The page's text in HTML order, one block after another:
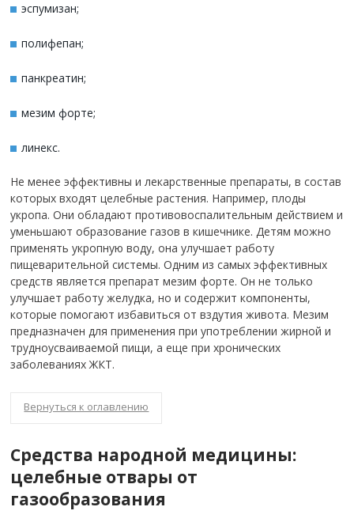
эспумизан;
полифепан;
панкреатин;
мезим форте;
линекс.
Не менее эффективны и лекарственные препараты, в состав
которых входят целебные растения. Например, плоды
укропа. Они обладают противовоспалительным действием и
уменьшают образование газов в кишечнике. Детям можно
применять укропную воду, она улучшает работу
пищеварительной системы. Одним из самых эффективных
средств является препарат мезим форте. Он не только
улучшает работу желудка, но и содержит компоненты,
которые помогают избавиться от вздутия живота. Мезим
предназначен для применения при употреблении жирной и
трудноусваиваемой пищи, а еще при хронических
заболеваниях ЖКТ.
Вернуться к оглавлению
Средства народной медицины:
целебные отвары от
газообразования